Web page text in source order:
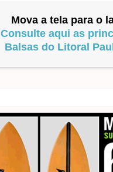
Mova a tela para o
Consulte aqui as
Balsas do Litoral